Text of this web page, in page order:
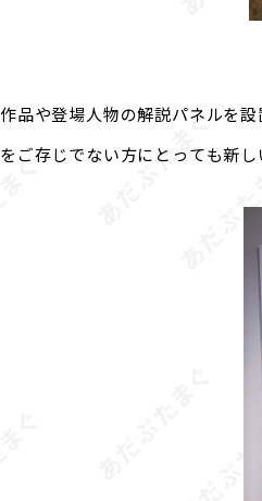
作品や登場人物の解説パネルを
をご存じでない方にとっても新